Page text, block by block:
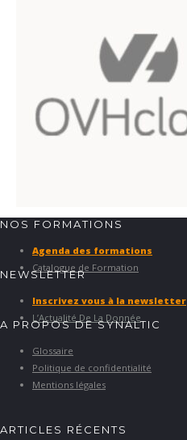
NOS FORMATIONS
Agenda des formations
Catalogue de Formation
NEWSLETTER
Inscrivez vous à la newsletter
L’Actualité De La Donnée
A PROPOS DE SYNALTIC
Glossaire
Politique de confidentialité
Mentions légales
ARTICLES RÉCENTS